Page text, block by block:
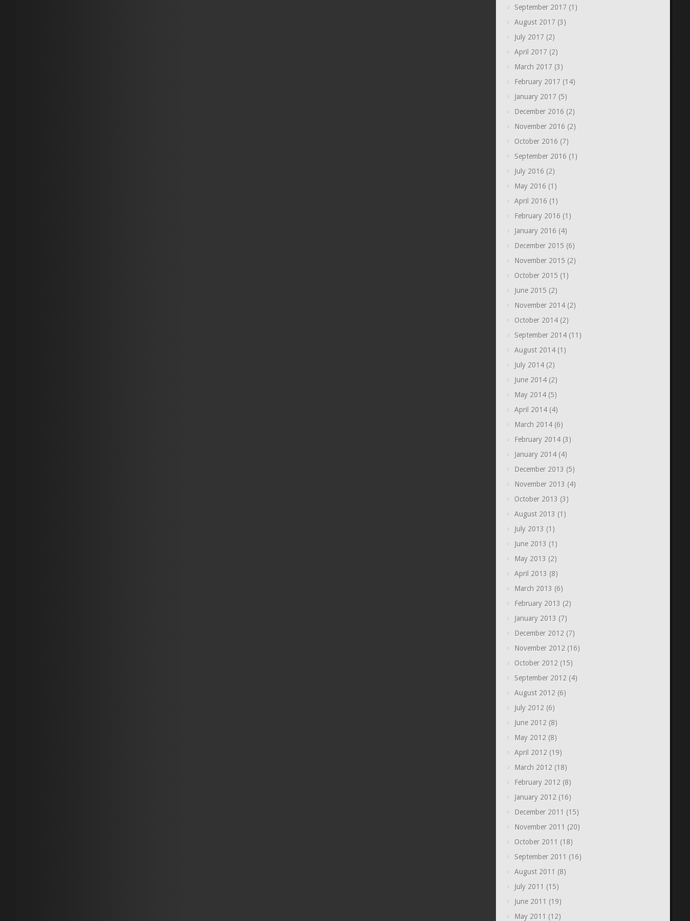
September 2017(1)
August 2017(3)
July 2017(2)
April 2017(2)
March 2017(3)
February 2017(14)
January 2017(5)
December 2016(2)
November 2016(2)
October 2016(7)
September 2016(1)
July 2016(2)
May 2016(1)
April 2016(1)
February 2016(1)
January 2016(4)
December 2015(6)
November 2015(2)
October 2015(1)
June 2015(2)
November 2014(2)
October 2014(2)
September 2014(11)
August 2014(1)
July 2014(2)
June 2014(2)
May 2014(5)
April 2014(4)
March 2014(6)
February 2014(3)
January 2014(4)
December 2013 (5)
November 2013 (4)
October 2013 (3)
August 2013 (1)
July 2013 (1)
June 2013 (1)
May 2013 (2)
April 2013 (8)
March 2013 (6)
February 2013 (2)
January 2013 (7)
December 2012(7)
November 2012(16)
October 2012(15)
September 2012(4)
August 2012(6)
July 2012(6)
June 2012(8)
May 2012(8)
April 2012(19)
March 2012(18)
February 2012(8)
January 2012(16)
December 2011 (15)
November 2011 (20)
October 2011 (18)
September 2011 (16)
August 2011 (8)
July 2011 (15)
June 2011 (19)
May 2011 (12)